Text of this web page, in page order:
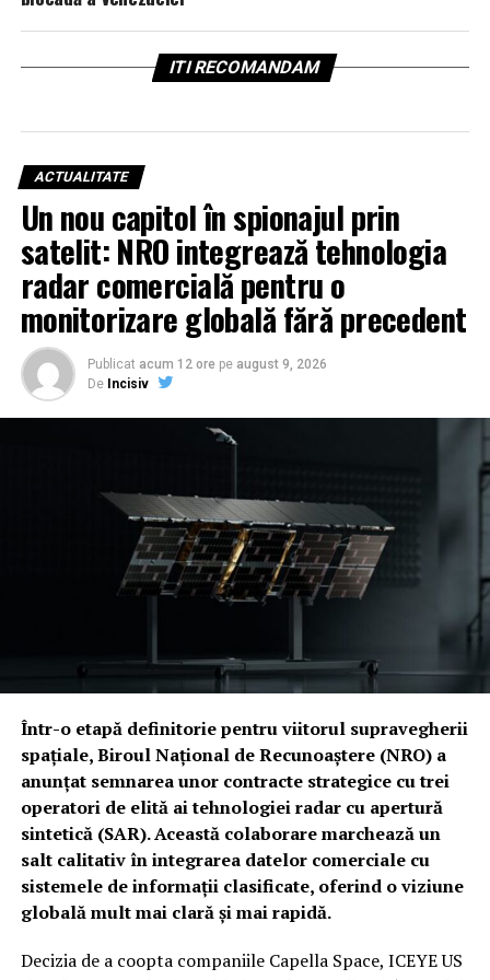
ITI RECOMANDAM
ACTUALITATE
Un nou capitol în spionajul prin
satelit: NRO integrează tehnologia
radar comercială pentru o
monitorizare globală fără precedent
Publicat acum 12 ore pe august 9, 2026
De Incisiv
Într-o etapă definitorie pentru viitorul supravegherii
spațiale, Biroul Național de Recunoaștere (NRO) a
anunțat semnarea unor contracte strategice cu trei
operatori de elită ai tehnologiei radar cu apertură
sintetică (SAR). Această colaborare marchează un
salt calitativ în integrarea datelor comerciale cu
sistemele de informații clasificate, oferind o viziune
globală mult mai clară și mai rapidă.
Decizia de a coopta companiile Capella Space, ICEYE US